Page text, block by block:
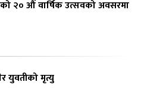
२० औं वार्षिक उत्सवको अवसरमा
युवतीको मृत्यु